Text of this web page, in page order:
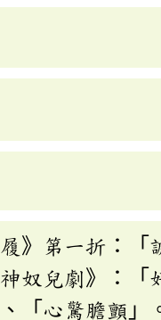
》第一折：「
奴兒劇》：「
「心驚膽顫」